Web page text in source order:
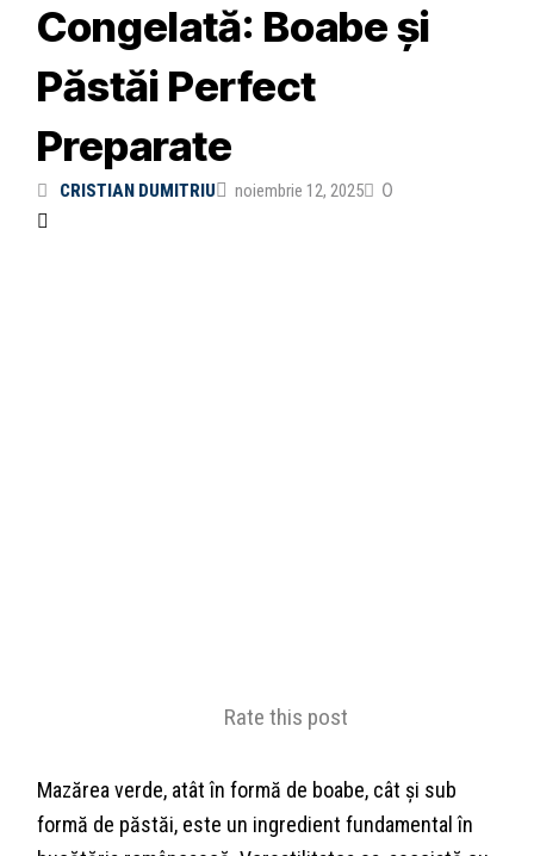
Congelată: Boabe și
Păstăi Perfect
Preparate
CRISTIAN DUMITRIU noiembrie 12, 2025 0
Rate this post
Mazărea verde, atât în formă de boabe, cât și sub
formă de păstăi, este un ingredient fundamental în